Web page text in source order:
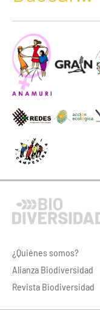
¿Quiénes somos?
Alianza Biodiversidad
Revista Biodiversidad